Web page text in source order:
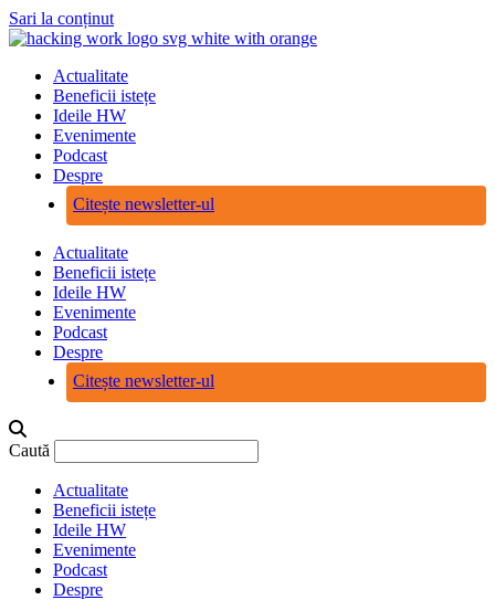
Sari la conținut
Actualitate
Beneficii istețe
Ideile HW
Evenimente
Podcast
Despre
Citește newsletter-ul
Actualitate
Beneficii istețe
Ideile HW
Evenimente
Podcast
Despre
Citește newsletter-ul
Caută
Actualitate
Beneficii istețe
Ideile HW
Evenimente
Podcast
Despre